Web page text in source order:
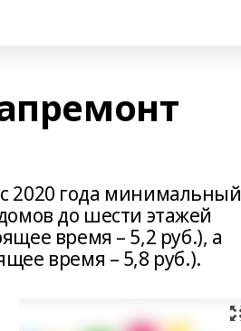
2020 года минимальный
до шести этажей
время – 5,2 руб.), а
время – 5,8 руб.).